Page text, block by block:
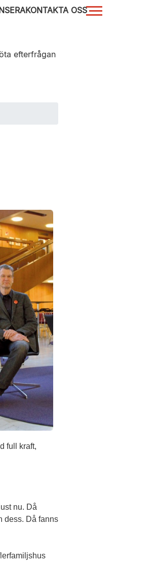
KONTAKTA OSS
efterfrågan
full kraft,
nu. Då
dess. Då fanns